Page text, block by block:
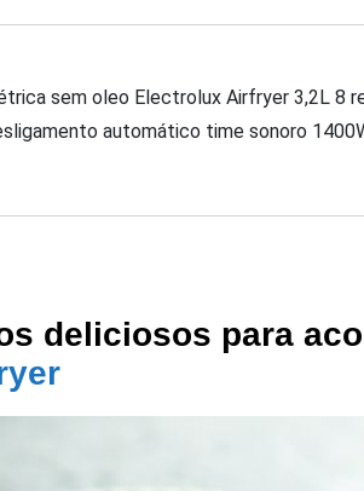
sem oleo Electrolux Airfryer 3,2L 8
automático time sonoro
deliciosos para